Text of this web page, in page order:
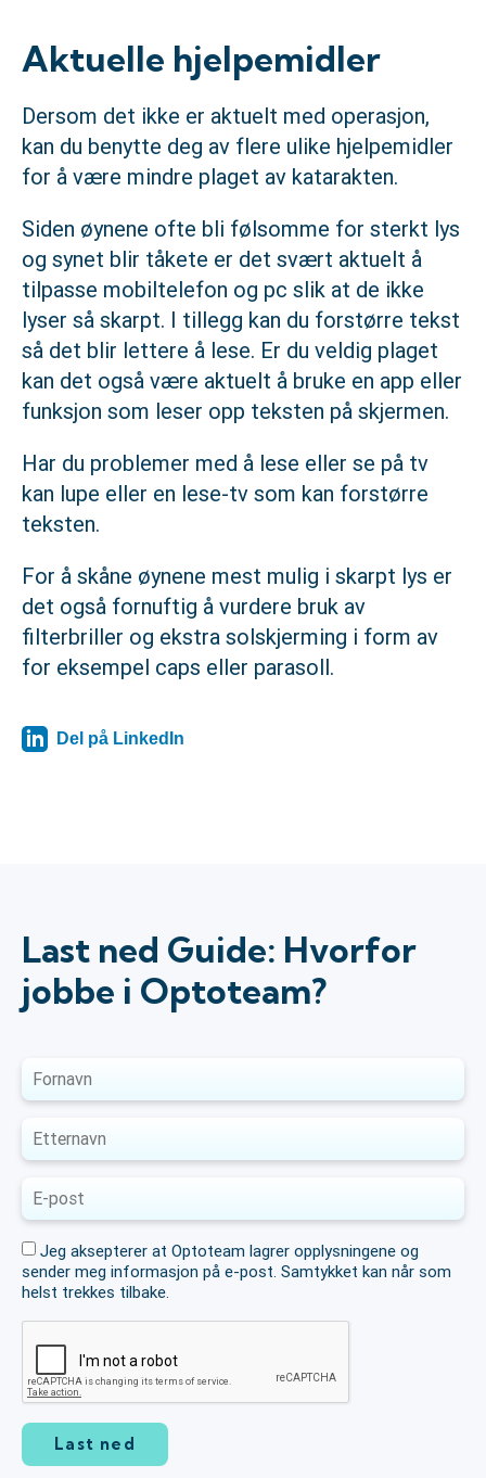
Aktuelle hjelpemidler
Dersom det ikke er aktuelt med operasjon,
kan du benytte deg av flere ulike hjelpemidler
for å være mindre plaget av katarakten.
Siden øynene ofte bli følsomme for sterkt lys
og synet blir tåkete er det svært aktuelt å
tilpasse mobiltelefon og pc slik at de ikke
lyser så skarpt. I tillegg kan du forstørre tekst
så det blir lettere å lese. Er du veldig plaget
kan det også være aktuelt å bruke en app eller
funksjon som leser opp teksten på skjermen.
Har du problemer med å lese eller se på tv
kan lupe eller en lese-tv som kan forstørre
teksten.
For å skåne øynene mest mulig i skarpt lys er
det også fornuftig å vurdere bruk av
filterbriller og ekstra solskjerming i form av
for eksempel caps eller parasoll.
Del på LinkedIn
Last ned Guide: Hvorfor
jobbe i Optoteam?
Jeg aksepterer at Optoteam lagrer opplysningene og
sender meg informasjon på e-post. Samtykket kan når som
helst trekkes tilbake.